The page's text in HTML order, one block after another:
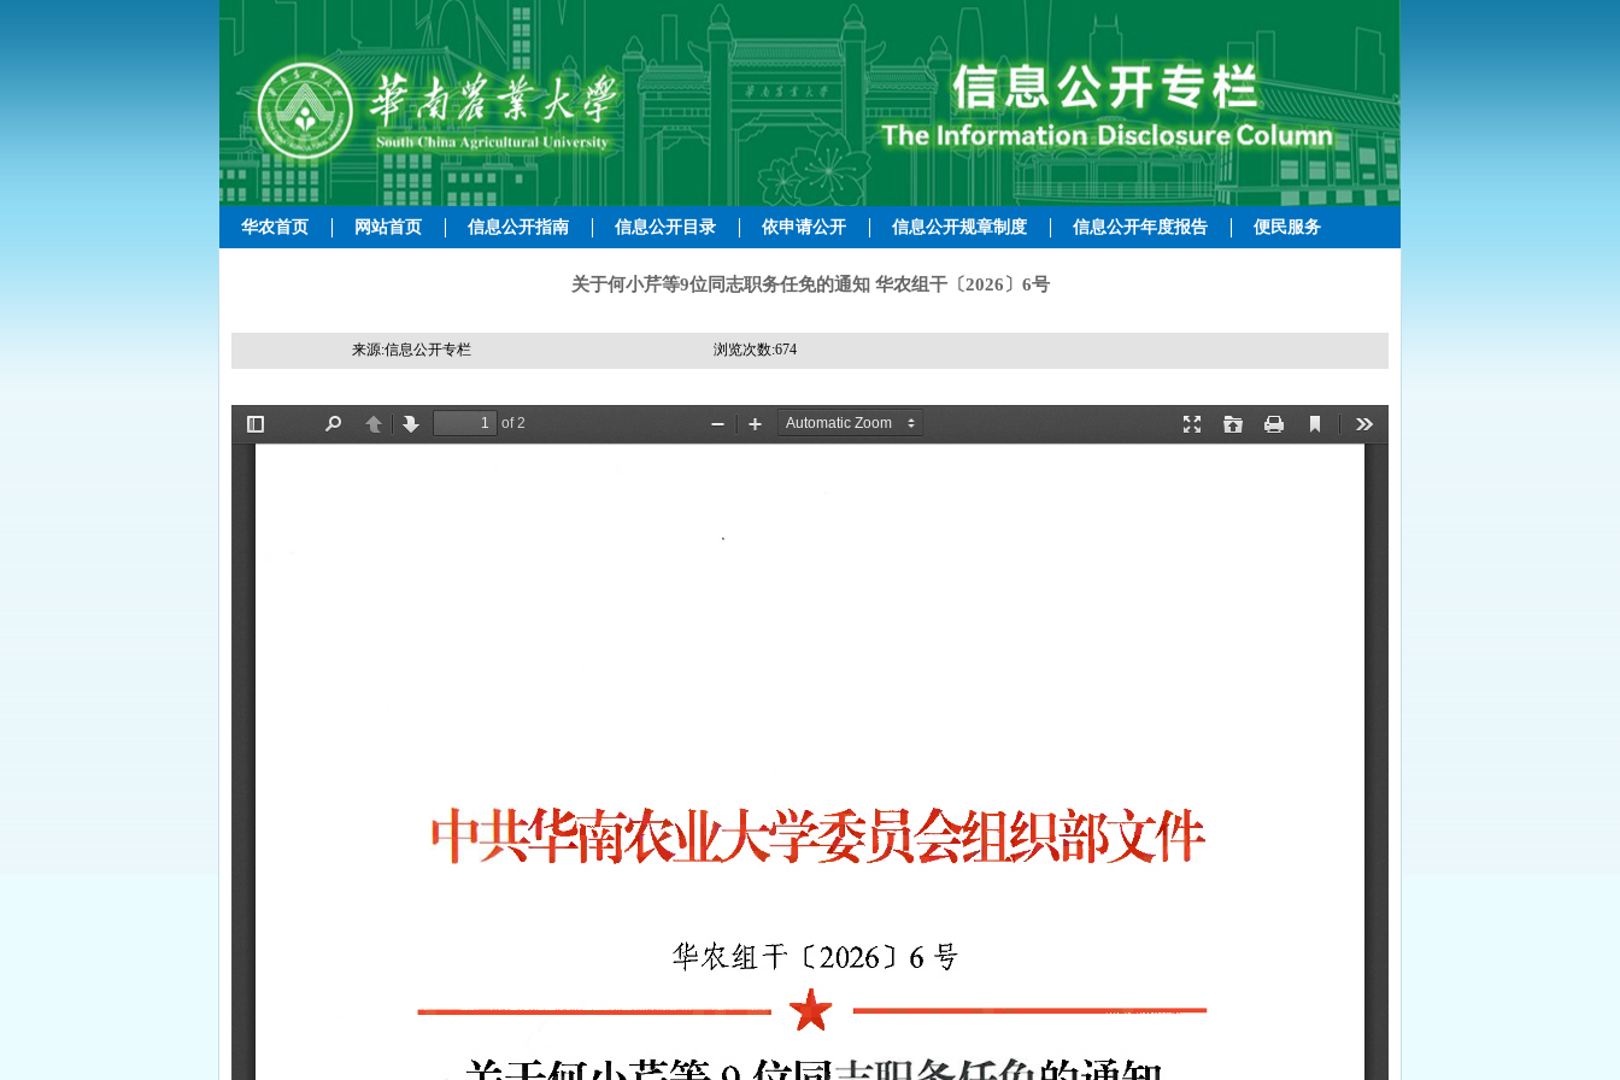
华农首页 网站首页 信息公开指南 信息公开目录 依申请公开 信息公开规章制度 信息公开年度报告 便民服务
关于何小芹等9位同志职务任免的通知 华农组干〔2026〕6号
来源:信息公开专栏 浏览次数:674